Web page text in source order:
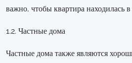
важно, чтобы квартира находилась
1.2. Частные дома
Частные дома также являются